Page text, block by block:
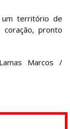
um território de
pronto
Marcos /